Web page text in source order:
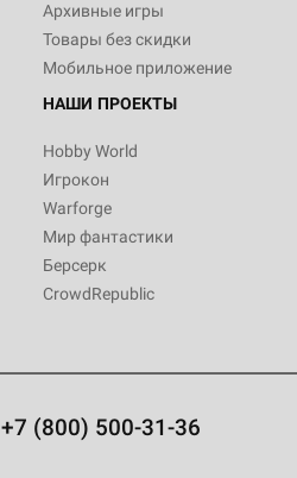
Архивные игры
Товары без скидки
Мобильное приложение
НАШИ ПРОЕКТЫ
Hobby World
Игрокон
Warforge
Мир фантастики
Берсерк
CrowdRepublic
+7 (800) 500-31-36